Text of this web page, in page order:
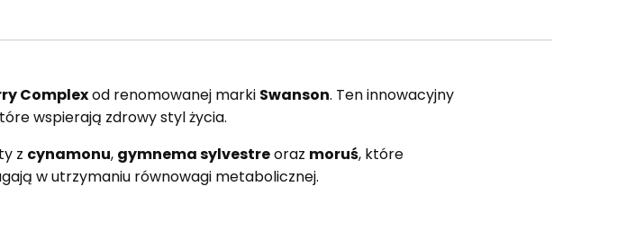
Complexod renomowanej marki Swanson. Ten innowacyjny
wspierają zdrowy styl życia.
z cynamonu, gymnema sylvestreoraz moruś, które
w utrzymaniu równowagi metabolicznej.